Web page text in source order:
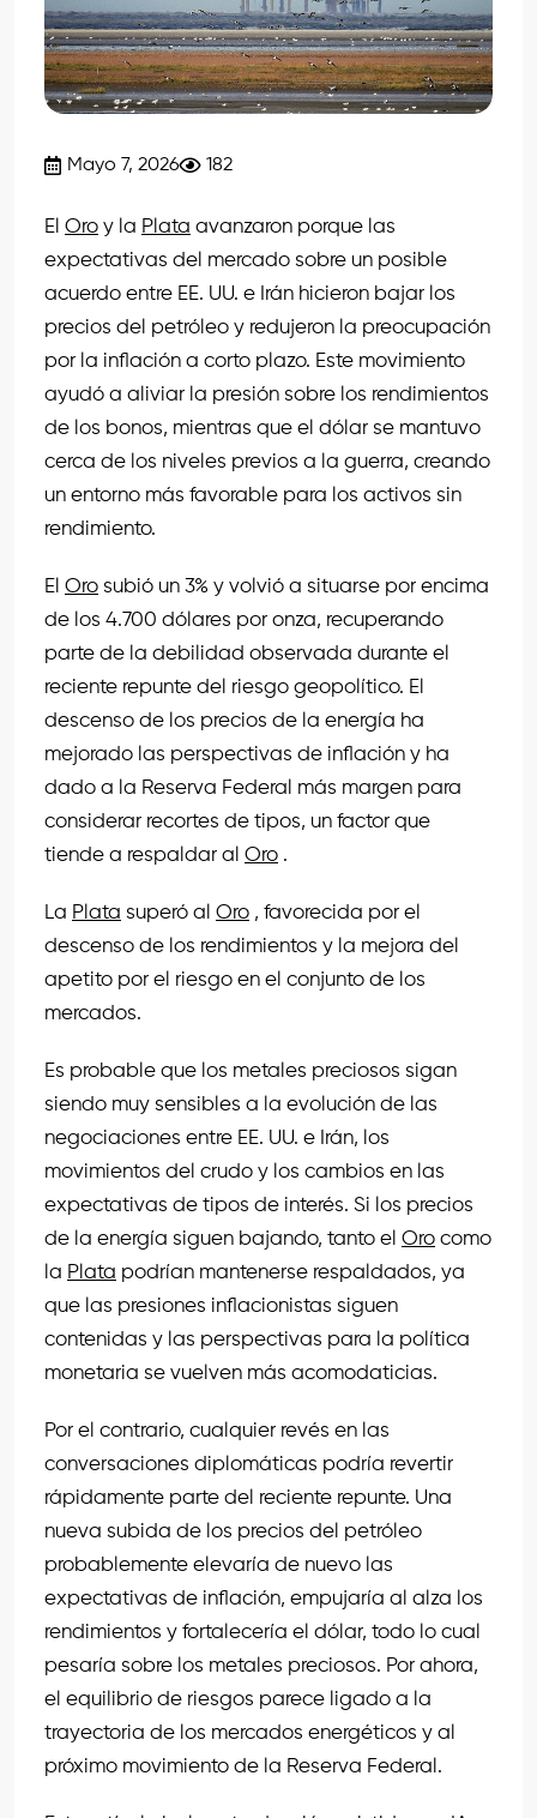
Mayo 7, 2026 182
El Oro y la Plata avanzaron porque las
expectativas del mercado sobre un posible
acuerdo entre EE. UU. e Irán hicieron bajar los
precios del petróleo y redujeron la preocupación
por la inflación a corto plazo. Este movimiento
ayudó a aliviar la presión sobre los rendimientos
de los bonos, mientras que el dólar se mantuvo
cerca de los niveles previos a la guerra, creando
un entorno más favorable para los activos sin
rendimiento.
El Oro subió un 3% y volvió a situarse por encima
de los 4.700 dólares por onza, recuperando
parte de la debilidad observada durante el
reciente repunte del riesgo geopolítico. El
descenso de los precios de la energía ha
mejorado las perspectivas de inflación y ha
dado a la Reserva Federal más margen para
considerar recortes de tipos, un factor que
tiende a respaldar al Oro .
La Plata superó al Oro , favorecida por el
descenso de los rendimientos y la mejora del
apetito por el riesgo en el conjunto de los
mercados.
Es probable que los metales preciosos sigan
siendo muy sensibles a la evolución de las
negociaciones entre EE. UU. e Irán, los
movimientos del crudo y los cambios en las
expectativas de tipos de interés. Si los precios
de la energía siguen bajando, tanto el Oro como
la Plata podrían mantenerse respaldados, ya
que las presiones inflacionistas siguen
contenidas y las perspectivas para la política
monetaria se vuelven más acomodaticias.
Por el contrario, cualquier revés en las
conversaciones diplomáticas podría revertir
rápidamente parte del reciente repunte. Una
nueva subida de los precios del petróleo
probablemente elevaría de nuevo las
expectativas de inflación, empujaría al alza los
rendimientos y fortalecería el dólar, todo lo cual
pesaría sobre los metales preciosos. Por ahora,
el equilibrio de riesgos parece ligado a la
trayectoria de los mercados energéticos y al
próximo movimiento de la Reserva Federal.